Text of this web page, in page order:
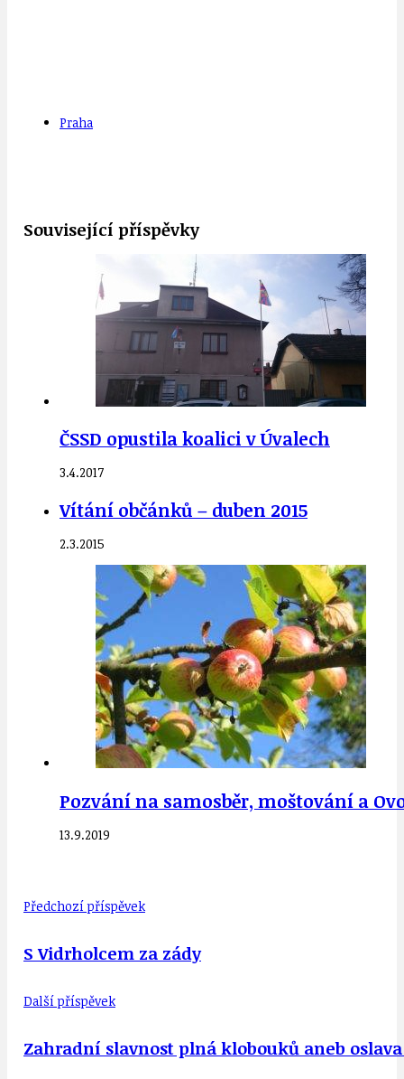
Praha
Související příspěvky
ČSSD opustila koalici v Úvalech
3.4.2017
Vítání občánků – duben 2015
2.3.2015
Pozvání na samosběr, moštování a
13.9.2019
Předchozí příspěvek
S Vidrholcem za zády
Další příspěvek
Zahradní slavnost plná klobouků aneb